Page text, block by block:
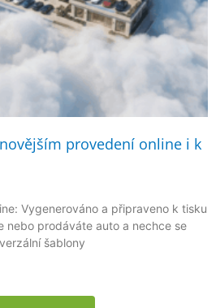
provedení online i k
Vygenerováno a připraveno k tisku
nebo prodáváte auto a nechce se
šablony